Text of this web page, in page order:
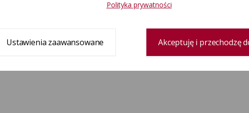
Polityka prywatności
Ustawienia zaawansowane Akceptuję i przechodzę